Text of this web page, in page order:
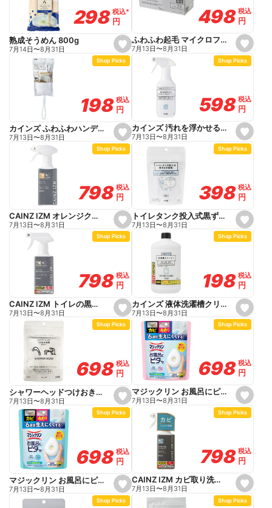
o
r
e
o
r
i
e
s
e
t
o
r
i
e
298
298税込*
税込*
円
円
熟成そうめん 800g
7月14日〜8月31日
s
e
t
o
r
i
e
498
498 税込
税込
円
円
ふわふわ起毛 マイクロファイバークロス 20×29cm 15枚入り
7月13日〜8月31日
s
e
t
o
r
i
e
Shop Picks
198
198税込
税込
円
円
カインズ ふわふわハンディーダスター 本体1個+替え2枚入
7月13日〜8月31日
s
e
t
o
r
i
e
Shop Picks
598
598 税込
税込
円
円
カインズ 汚れを浮かせるマイクロバブルクリーナー 400ml
7月13日〜8月31日
s
e
t
o
r
i
e
Shop Picks
798
798税込
税込
円
円
CAINZ IZM オレンジクリーナー 280ml
7月13日〜8月31日
s
e
t
o
r
i
e
Shop Picks
398
398 税込
税込
円
円
トイレタンク投入式黒ずみ予防剤
7月13日〜8月31日
s
e
t
o
r
i
e
Shop Picks
798
798税込
税込
円
円
CAINZ IZM トイレの黒ずみ落としジェルスプレー 280ml
7月13日〜8月31日
s
e
t
o
r
i
e
Shop Picks
198
198 税込
税込
円
円
カインズ 液体洗濯槽クリーナー 550g
7月13日〜8月31日
s
e
t
o
r
i
e
Shop Picks
698
698税込
税込
円
円
シャワーヘッドつけおき洗剤
7月13日〜8月31日
s
e
t
o
r
i
e
Shop Picks
698
698 税込
税込
円
円
マジックリン お風呂にピタッ フローラル 本体
7月13日〜8月31日
s
e
t
Shop Picks
698
698税込
税込
円
円
マジックリン お風呂にピタッ シトラス 本体
7月13日〜8月31日
s
e
t
Shop Picks
798
798 税込
税込
円
円
CAINZ IZM カビ取り洗剤 ジェルスプレー 280ml
7月13日〜8月31日
Shop Picks Shop Picks